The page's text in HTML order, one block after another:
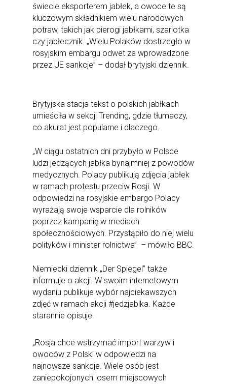
świecie eksporterem jabłek, a owoce te są
kluczowym składnikiem wielu narodowych
potraw, takich jak pierogi jabłkami, szarlotka
czy jabłecznik. „Wielu Polaków dostrzegło w
rosyjskim embargu odwet za wprowadzone
przez UE sankcje” – dodał brytyjski dziennik.
Brytyjska stacja tekst o polskich jabłkach
umieściła w sekcji Trending, gdzie tłumaczy,
co akurat jest popularne i dlaczego.
„W ciągu ostatnich dni przybyło w Polsce
ludzi jedzących jabłka bynajmniej z powodów
medycznych. Polacy publikują zdjęcia jabłek
w ramach protestu przeciw Rosji. W
odpowiedzi na rosyjskie embargo Polacy
wyrażają swoje wsparcie dla rolników
poprzez kampanię w mediach
społecznościowych. Przystąpiło do niej wielu
polityków i minister rolnictwa” – mówiło BBC.
Niemiecki dziennik „Der Spiegel” także
informuje o akcji. W swoim internetowym
wydaniu publikuje wybór najciekawszych
zdjęć w ramach akcji #jedzjablka. Każde
starannie opisuje.
„Rosja chce wstrzymać import warzyw i
owoców z Polski w odpowiedzi na
najnowsze sankcje. Wiele osób jest
zaniepokojonych losem miejscowych